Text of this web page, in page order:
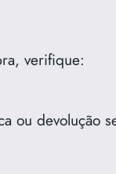
verifique:
ou devolução